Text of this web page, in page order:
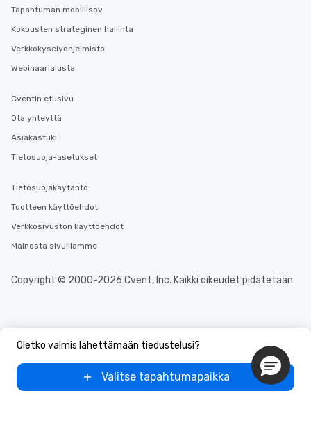
Oletko valmis lähettämään tiedustelusi?
Valitse tapahtumapaikka
Tapahtuman mobiilisov
Kokousten strateginen hallinta
Verkkokyselyohjelmisto
Webinaarialusta
Cventin etusivu
Ota yhteyttä
Asiakastuki
Tietosuoja-asetukset
Tietosuojakäytäntö
Tuotteen käyttöehdot
Verkkosivuston käyttöehdot
Mainosta sivuillamme
Copyright © 2000-2026 Cvent, Inc. Kaikki oikeudet pidätetään.